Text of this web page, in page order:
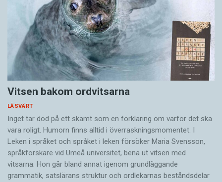
Vitsen bakom ordvitsarna
LÄSVÄRT
Inget tar död på ett skämt som en förklaring om varför det ska
vara roligt. Humorn finns alltid i överrask­ningsmomentet. I
Leken i språket och språket i leken för­söker Maria Svensson,
språkforskare vid Umeå universitet, bena ut vitsen med
vitsarna. Hon går bland annat igenom grundläggande
grammatik, satslärans struktur och ord­lekarnas beståndsdelar